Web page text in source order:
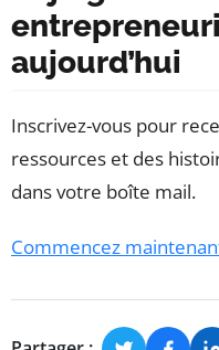
aujourd’hui
Inscrivez-vous pour
ressources et des
dans votre boîte mail.
Commencez